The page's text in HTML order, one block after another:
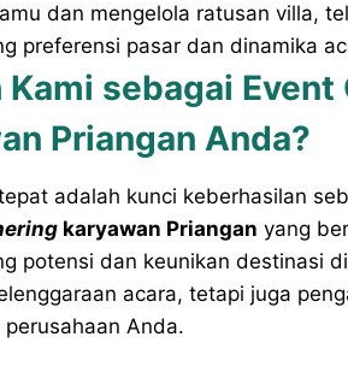
dan mengelola ratusan villa,
preferensi pasar dan dinamika
sebagai Event
Priangan Anda?
adalah kunci keberhasilan
karyawan Priangan yang
potensi dan keunikan destinasi
acara, tetapi juga
Anda.